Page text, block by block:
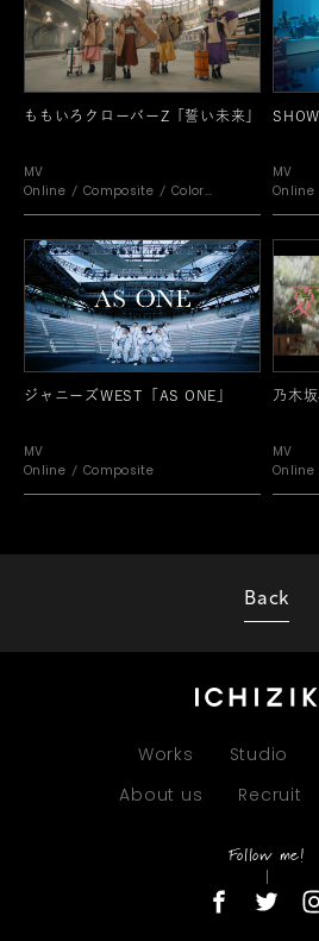
ももいろクローバーZ「誓い未来」
MV
Online
Composite
Color
MV
Online
ジャニーズWEST「AS ONE」
MV
Online
Composite
乃木
MV
Online
Back
Works Studio
About us Recruit
Follow me!